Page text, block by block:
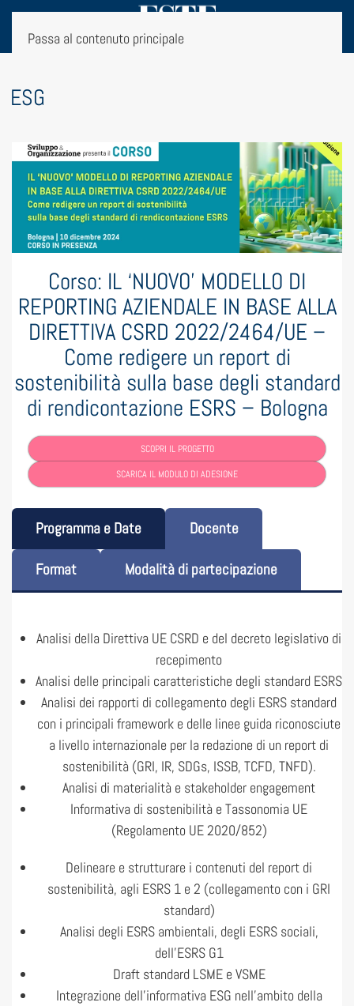
Passa al contenuto principale
ESG
Corso: IL ‘NUOVO’ MODELLO DI
REPORTING AZIENDALE IN BASE ALLA
DIRETTIVA CSRD 2022/2464/UE –
Come redigere un report di
sostenibilità sulla base degli standard
di rendicontazione ESRS – Bologna
SCOPRI IL PROGETTO
SCARICA IL MODULO DI ADESIONE
Programma e Date Docente
Format Modalità di partecipazione
Analisi della Direttiva UE CSRD e del decreto legislativo di
recepimento
Analisi delle principali caratteristiche degli standard ESRS
Analisi dei rapporti di collegamento degli ESRS standard
con i principali framework e delle linee guida riconosciute
a livello internazionale per la redazione di un report di
sostenibilità (GRI, IR, SDGs, ISSB, TCFD, TNFD).
Analisi di materialità e stakeholder engagement
Informativa di sostenibilità e Tassonomia UE
(Regolamento UE 2020/852)
Delineare e strutturare i contenuti del report di
sostenibilità, agli ESRS 1 e 2 (collegamento con i GRI
standard)
Analisi degli ESRS ambientali, degli ESRS sociali,
dell’ESRS G1
Draft standard LSME e VSME
Integrazione dell’informativa ESG nell’ambito della